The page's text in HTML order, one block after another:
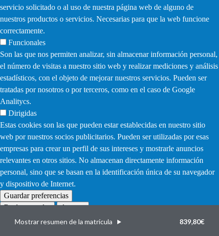
Mostrar resumen de la matrícula 839,80€
servicio solicitado o al uso de nuestra página web de alguno de
nuestros productos o servicios. Necesarias para que la web funcione
correctamente.
Funcionales
Son las que nos permiten analizar, sin almacenar información personal,
el número de visitas a nuestro sitio web y realizar mediciones y análisis
estadísticos, con el objeto de mejorar nuestros servicios. Pueden ser
tratadas por nosotros o por terceros, como en el caso de Google
Analitycs.
Dirigidas
Estas cookies son las que pueden estar establecidas en nuestro sitio
web por nuestros socios publicitarios. Pueden ser utilizadas por esas
empresas para crear un perfil de sus intereses y mostrarle anuncios
relevantes en otros sitios. No almacenan directamente información
personal, sino que se basan en la identificación única de su navegador
y dispositivo de Internet.
Guardar preferencias
Rechazar todas
Aceptar
Withdraw